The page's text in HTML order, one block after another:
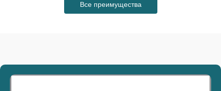
Все преимущества